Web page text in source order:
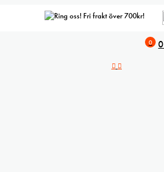
Fri frakt över 700kr!
0 0